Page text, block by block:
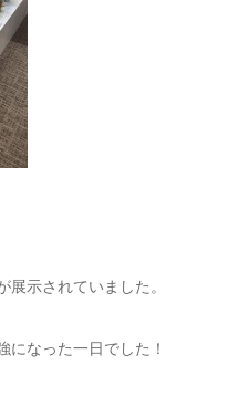
示されていました。
になった一日でした！